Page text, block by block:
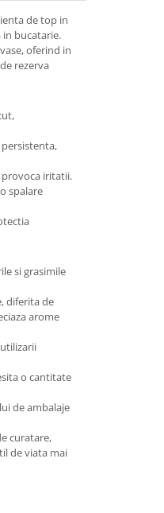
de top in
bucatarie.
oferind in
rezerva
provoca iritatii.
spalare
si grasimile
diferita de
arome
o cantitate
de ambalaje
curatare,
de viata mai